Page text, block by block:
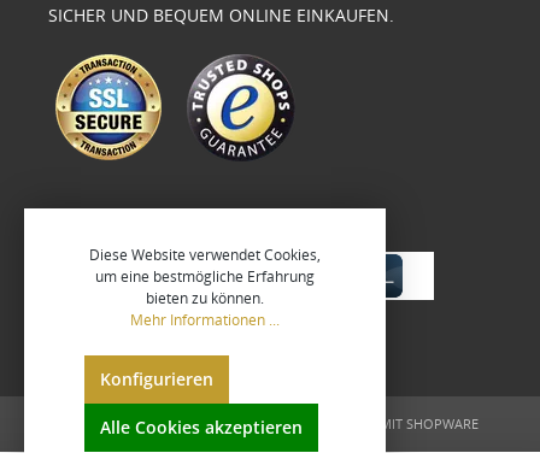
SICHER UND BEQUEM ONLINE EINKAUFEN.
UMGESETZT VONXEROGRAFIX GMBH REALISIERT MIT SHOPWARE
Diese Website verwendet Cookies,
um eine bestmögliche Erfahrung
bieten zu können.
Mehr Informationen ...
Konfigurieren
Alle Cookies akzeptieren